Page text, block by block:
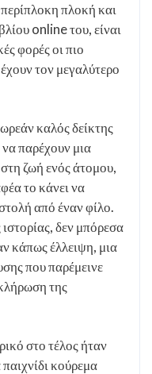
πλοκή και
online του, είναι
φορές οι πιο
τον μεγαλύτερο
καλός δείκτης
παρέχουν μια
ζωή ενός άτομου,
το κάνει να
από έναν φίλο.
δεν μπόρεσα
κάπως έλλειψη, μια
που παρέμεινε
της
στο τέλος ήταν
κούρεμα